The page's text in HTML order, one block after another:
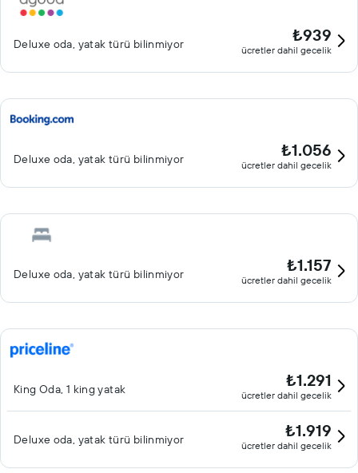
Deluxe oda, yatak türü bilinmiyor ₺939
ücretler dahil gecelik
Deluxe oda, yatak türü bilinmiyor ₺1.056
ücretler dahil gecelik
Deluxe oda, yatak türü bilinmiyor ₺1.157
ücretler dahil gecelik
King Oda, 1 king yatak ₺1.291
ücretler dahil gecelik
Deluxe oda, yatak türü bilinmiyor ₺1.919
ücretler dahil gecelik